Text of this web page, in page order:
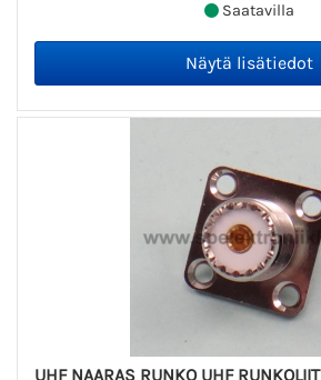
Saatavilla
UHF NAARAS RUNKO UHF